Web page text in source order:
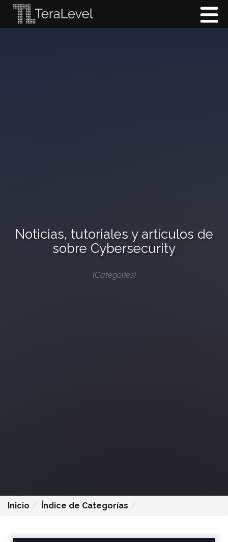
Noticias, tutoriales y artículos de
sobre Cybersecurity
(Categories)
Inicio Índice de Categorías